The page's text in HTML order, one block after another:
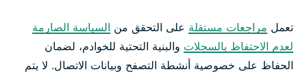
تعمل مراجعات مستقلة على التحقق من السياسة الصارمة
لعدم الاحتفاظ بالسجلات والبنية التحتية للخوادم، لضمان
الحفاظ على خصوصية أنشطة التصفح وبيانات الاتصال. لا يتم